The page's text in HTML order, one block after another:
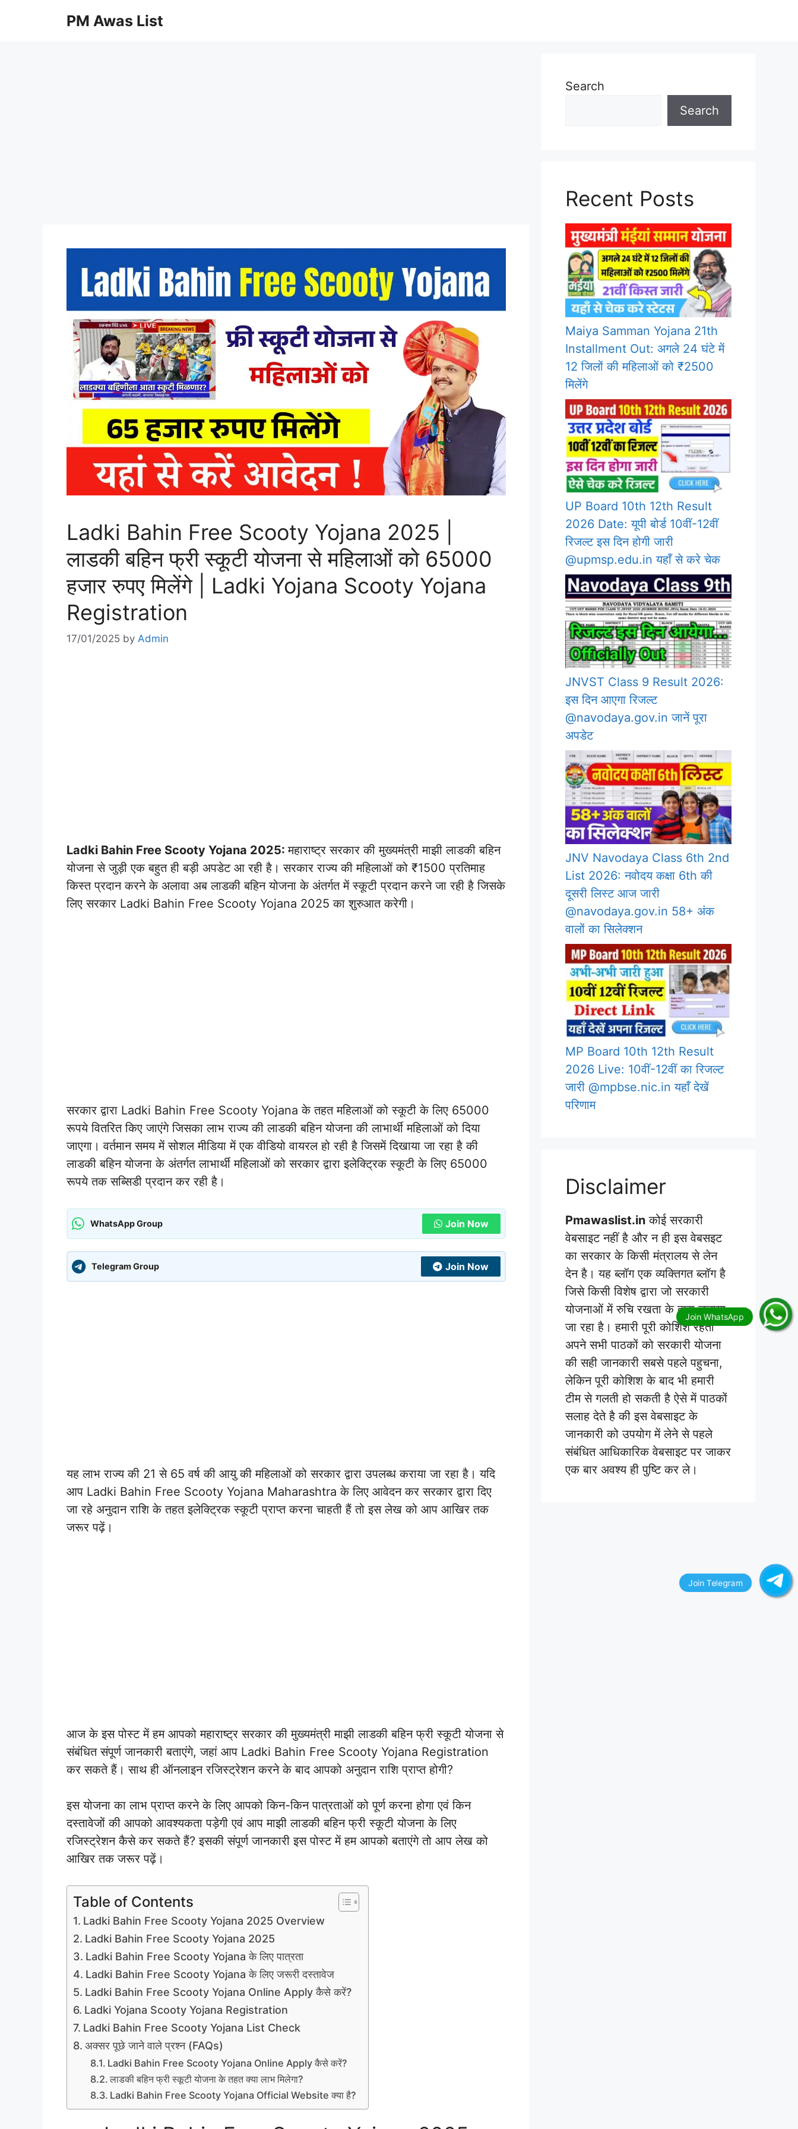
PM Awas List
Ladki Bahin Free Scooty Yojana 2025 |
लाडकी बहिन फ्री स्कूटी योजना से महिलाओं को 65000
हजार रुपए मिलेंगे | Ladki Yojana Scooty Yojana
Registration
17/01/2025 by Admin
Ladki Bahin Free Scooty Yojana 2025:महाराष्ट्र सरकार की मुख्यमंत्री माझी लाडकी बहिन
योजना से जुड़ी एक बहुत ही बड़ी अपडेट आ रही है। सरकार राज्य की महिलाओं को ₹1500 प्रतिमाह
किस्त प्रदान करने के अलावा अब लाडकी बहिन योजना के अंतर्गत में स्कूटी प्रदान करने जा रही है जिसके
लिए सरकार Ladki Bahin Free Scooty Yojana 2025 का शुरुआत करेगी।
सरकार द्वारा Ladki Bahin Free Scooty Yojana के तहत महिलाओं को स्कूटी के लिए 65000
रूपये वितरित किए जाएंगे जिसका लाभ राज्य की लाडकी बहिन योजना की लाभार्थी महिलाओं को दिया
जाएगा। वर्तमान समय में सोशल मीडिया में एक वीडियो वायरल हो रही है जिसमें दिखाया जा रहा है की
लाडकी बहिन योजना के अंतर्गत लाभार्थी महिलाओं को सरकार द्वारा इलेक्ट्रिक स्कूटी के लिए 65000
रूपये तक सब्सिडी प्रदान कर रही है।
WhatsApp Group Join Now
Telegram Group Join Now
यह लाभ राज्य की 21 से 65 वर्ष की आयु की महिलाओं को सरकार द्वारा उपलब्ध कराया जा रहा है। यदि
आप Ladki Bahin Free Scooty Yojana Maharashtra के लिए आवेदन कर सरकार द्वारा दिए
जा रहे अनुदान राशि के तहत इलेक्ट्रिक स्कूटी प्राप्त करना चाहती हैं तो इस लेख को आप आखिर तक
जरूर पढ़ें।
आज के इस पोस्ट में हम आपको महाराष्ट्र सरकार की मुख्यमंत्री माझी लाडकी बहिन फ्री स्कूटी योजना से
संबंधित संपूर्ण जानकारी बताएंगे, जहां आप Ladki Bahin Free Scooty Yojana Registration
कर सकते हैं। साथ ही ऑनलाइन रजिस्ट्रेशन करने के बाद आपको अनुदान राशि प्राप्त होगी?
इस योजना का लाभ प्राप्त करने के लिए आपको किन-किन पात्रताओं को पूर्ण करना होगा एवं किन
दस्तावेजों की आपको आवश्यकता पड़ेगी एवं आप माझी लाडकी बहिन फ्री स्कूटी योजना के लिए
रजिस्ट्रेशन कैसे कर सकते हैं? इसकी संपूर्ण जानकारी इस पोस्ट में हम आपको बताएंगे तो आप लेख को
आखिर तक जरूर पढ़ें।
Table of Contents
Ladki Bahin Free Scooty Yojana 2025 Overview
Ladki Bahin Free Scooty Yojana 2025
Ladki Bahin Free Scooty Yojana के लिए पात्रता
Ladki Bahin Free Scooty Yojana के लिए जरूरी दस्तावेज
Ladki Bahin Free Scooty Yojana Online Apply कैसे करें?
Ladki Yojana Scooty Yojana Registration
Ladki Bahin Free Scooty Yojana List Check
अक्सर पूछे जाने वाले प्रश्न (FAQs)
Ladki Bahin Free Scooty Yojana Online Apply कैसे करें?
लाडकी बहिन फ्री स्कूटी योजना के तहत क्या लाभ मिलेगा?
Ladki Bahin Free Scooty Yojana Official Website क्या है?
Search
Search
Recent Posts
Maiya Samman Yojana 21th
Installment Out: अगले 24 घंटे में
12 जिलों की महिलाओं को ₹2500
मिलेंगे
UP Board 10th 12th Result
2026 Date: यूपी बोर्ड 10वीं-12वीं
रिजल्ट इस दिन होगी जारी
@upmsp.edu.in यहाँ से करे चेक
JNVST Class 9 Result 2026:
इस दिन आएगा रिजल्ट
@navodaya.gov.in जानें पूरा
अपडेट
JNV Navodaya Class 6th 2nd
List 2026: नवोदय कक्षा 6th की
दूसरी लिस्ट आज जारी
@navodaya.gov.in 58+ अंक
वालों का सिलेक्शन
MP Board 10th 12th Result
2026 Live: 10वीं-12वीं का रिजल्ट
जारी @mpbse.nic.in यहाँ देखें
परिणाम
Disclaimer
Pmawaslist.in कोई सरकारी
वेबसाइट नहीं है और न ही इस वेबसइट
का सरकार के किसी मंत्रालय से लेन
देन है। यह ब्लॉग एक व्यक्तिगत ब्लॉग है
जिसे किसी विशेष द्वारा जो सरकारी
योजनाओं में रुचि रखता के द्वारा चलाया
जा रहा है। हमारी पूरी कोशिश रहती
अपने सभी पाठकों को सरकारी योजना
की सही जानकारी सबसे पहले पहुचना,
लेकिन पूरी कोशिश के बाद भी हमारी
टीम से गलती हो सकती है ऐसे में पाठकों
सलाह देते है की इस वेबसाइट के
जानकारी को उपयोग में लेने से पहले
संबंधित आधिकारिक वेबसाइट पर जाकर
एक बार अवश्य ही पुष्टि कर ले।